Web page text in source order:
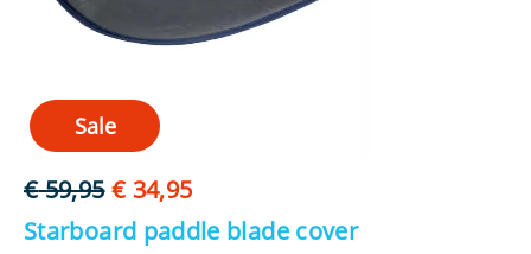
Sale
€59,95 Oorspronkelijke
prijs
€34,95Huidige
prijs
Starboard paddle blade cover